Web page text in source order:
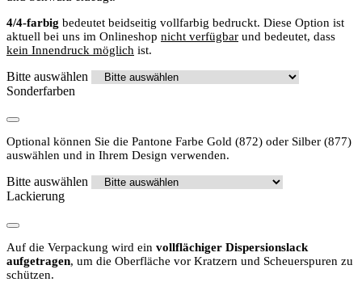
4/4-farbig bedeutet beidseitig vollfarbig bedruckt. Diese Option ist
aktuell bei uns im Onlineshop nicht verfügbar und bedeutet, dass
kein Innendruck möglich ist.
Bitte auswählen
Sonderfarben
Optional können Sie die Pantone Farbe Gold (872) oder Silber (877)
auswählen und in Ihrem Design verwenden.
Bitte auswählen
Lackierung
Auf die Verpackung wird ein vollflächiger Dispersionslack
aufgetragen, um die Oberfläche vor Kratzern und Scheuerspuren zu
schützen.